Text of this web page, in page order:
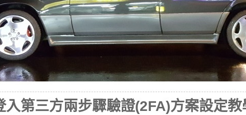
入第三方兩步驟驗證(2FA)方案設定